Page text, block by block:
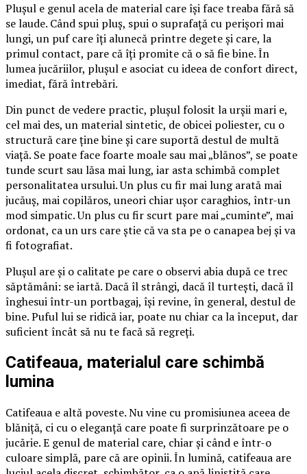
Plușul e genul acela de material care își face treaba fără să
se laude. Când spui pluș, spui o suprafață cu perișori mai
lungi, un puf care îți alunecă printre degete și care, la
primul contact, pare că îți promite că o să fie bine. În
lumea jucăriilor, plușul e asociat cu ideea de confort direct,
imediat, fără întrebări.
Din punct de vedere practic, plușul folosit la urșii mari e,
cel mai des, un material sintetic, de obicei poliester, cu o
structură care ține bine și care suportă destul de multă
viață. Se poate face foarte moale sau mai „blănos”, se poate
tunde scurt sau lăsa mai lung, iar asta schimbă complet
personalitatea ursului. Un plus cu fir mai lung arată mai
jucăuș, mai copilăros, uneori chiar ușor caraghios, într-un
mod simpatic. Un plus cu fir scurt pare mai „cuminte”, mai
ordonat, ca un urs care știe că va sta pe o canapea bej și va
fi fotografiat.
Plușul are și o calitate pe care o observi abia după ce trec
săptămâni: se iartă. Dacă îl strângi, dacă îl turtești, dacă îl
înghesui într-un portbagaj, își revine, în general, destul de
bine. Puful lui se ridică iar, poate nu chiar ca la început, dar
suficient încât să nu te facă să regreți.
Catifeaua, materialul care schimbă
lumina
Catifeaua e altă poveste. Nu vine cu promisiunea aceea de
blăniță, ci cu o eleganță care poate fi surprinzătoare pe o
jucărie. E genul de material care, chiar și când e într-o
culoare simplă, pare că are opinii. În lumină, catifeaua are